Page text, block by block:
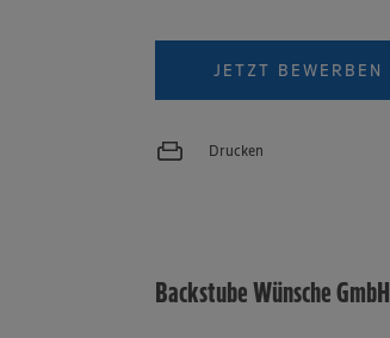
JETZT BEWERBEN
Drucken
Backstube Wünsche GmbH